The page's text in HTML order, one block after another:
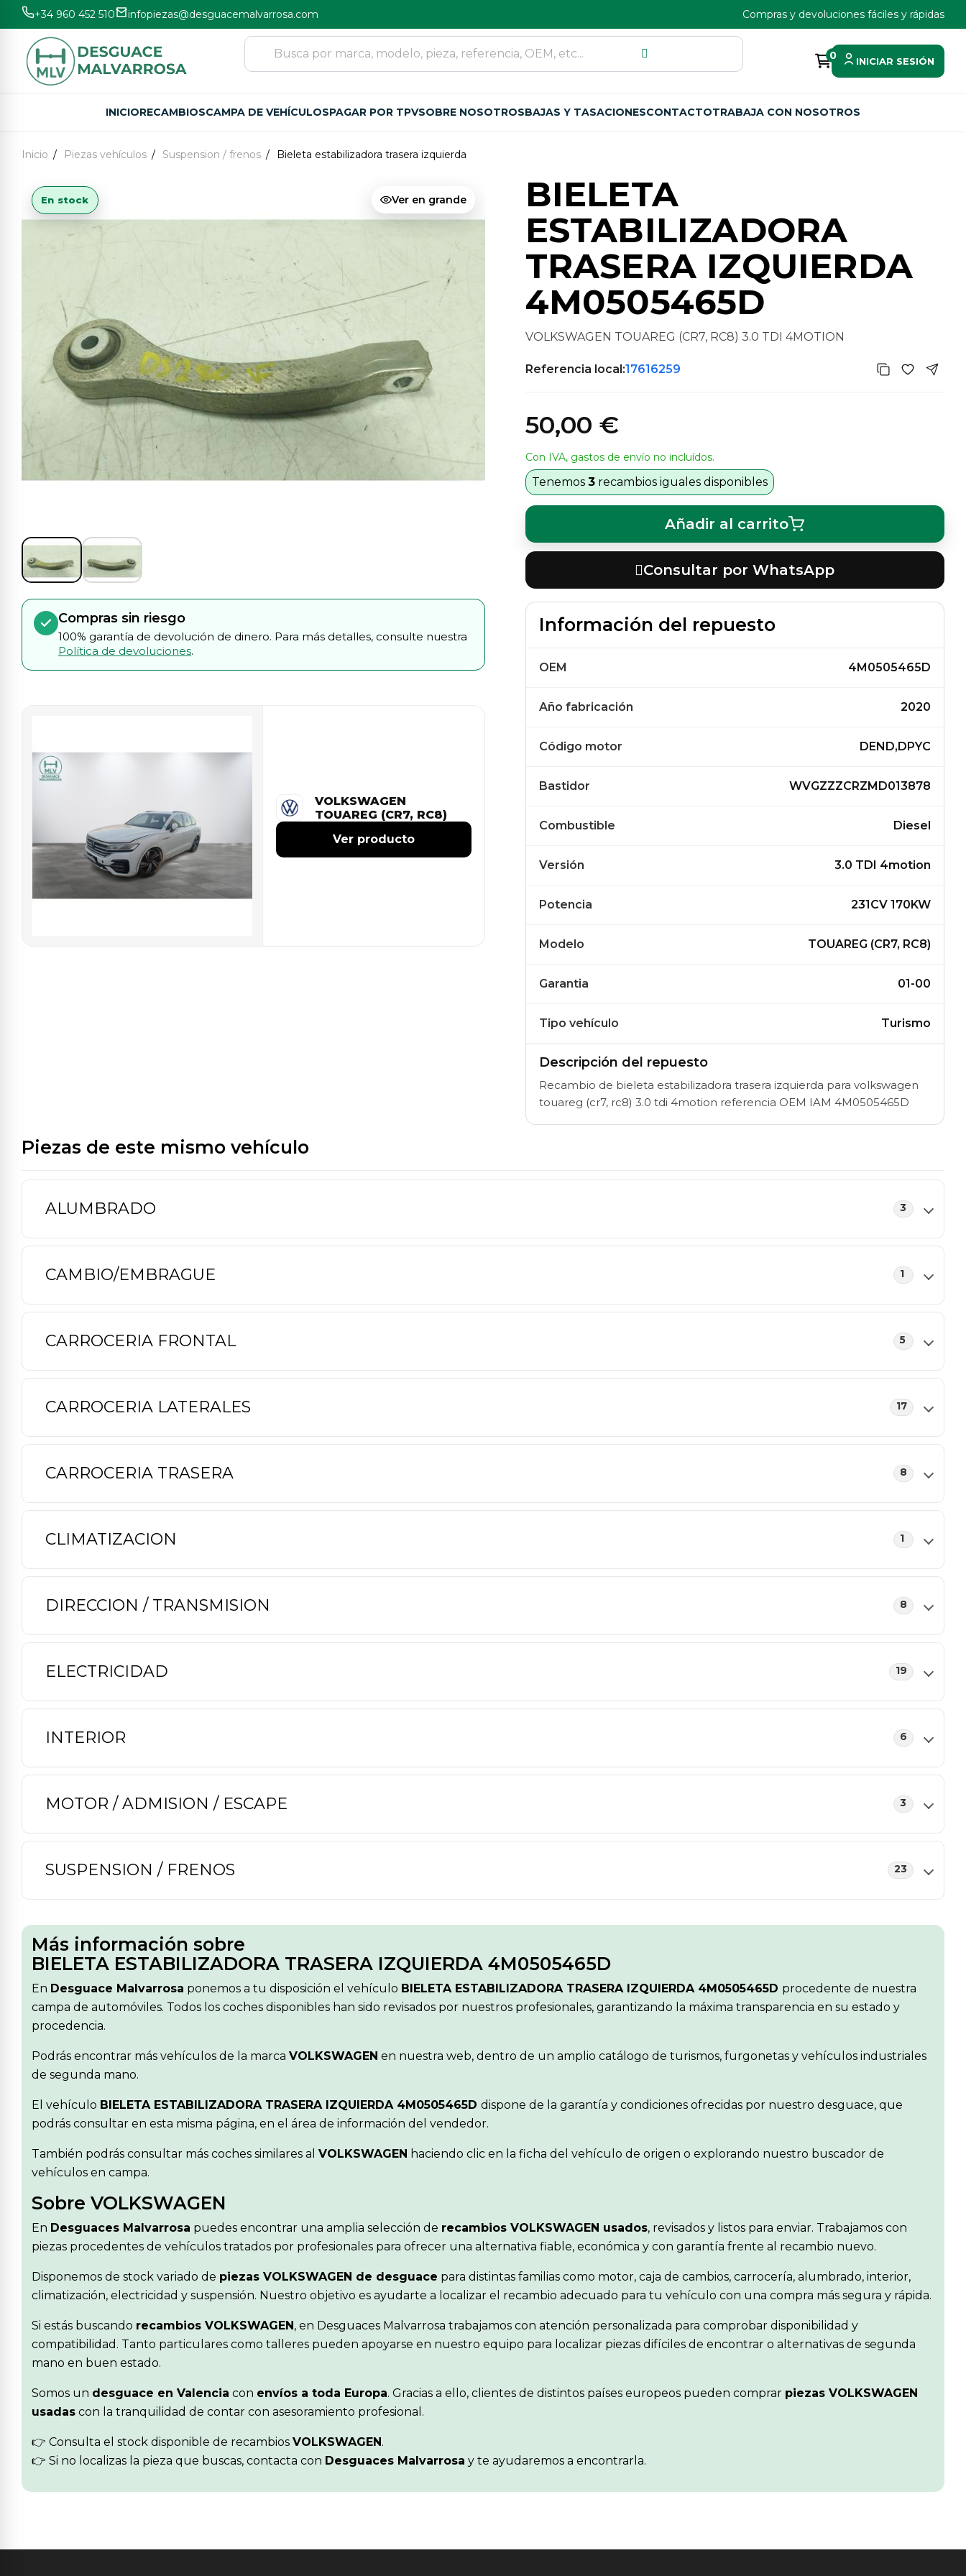
+34 960 452 510 infopiezas@desguacemalvarrosa.com Compras y devoluciones fáciles y rápidas
0 INICIAR SESIÓN
INICIORECAMBIOSCAMPA DE VEHÍCULOSPAGAR POR TPVSOBRE NOSOTROSBAJAS Y TASACIONESCONTACTOTRABAJA CON NOSOTROS
Inicio Piezas vehículos Suspension / frenos Bieleta estabilizadora trasera izquierda
Ver en grande
En stock
Compras sin riesgo
100% garantía de devolución de dinero. Para más detalles, consulte nuestra
Política de devoluciones.
VOLKSWAGEN
TOUAREG (CR7, RC8)
Ver producto
BIELETA
ESTABILIZADORA
TRASERA IZQUIERDA
4M0505465D
VOLKSWAGEN TOUAREG (CR7, RC8) 3.0 TDI 4MOTION
Referencia local:17616259
50,00 €
Con IVA, gastos de envío no incluídos.
Tenemos 3recambios iguales disponibles
Añadir al carrito
Consultar por WhatsApp
Información del repuesto
OEM 4M0505465D
Año fabricación 2020
Código motor DEND,DPYC
Bastidor WVGZZZCRZMD013878
Combustible Diesel
Versión 3.0 TDI 4motion
Potencia 231CV 170KW
Modelo TOUAREG (CR7, RC8)
Garantia 01-00
Tipo vehículo Turismo
Descripción del repuesto
Recambio de bieleta estabilizadora trasera izquierda para volkswagen
touareg (cr7, rc8) 3.0 tdi 4motion referencia OEM IAM 4M0505465D
Piezas de este mismo vehículo
ALUMBRADO 3
CAMBIO/EMBRAGUE 1
CARROCERIA FRONTAL 5
CARROCERIA LATERALES 17
CARROCERIA TRASERA 8
CLIMATIZACION 1
DIRECCION / TRANSMISION 8
ELECTRICIDAD 19
INTERIOR 6
MOTOR / ADMISION / ESCAPE 3
SUSPENSION / FRENOS 23
Más información sobre
BIELETA ESTABILIZADORA TRASERA IZQUIERDA 4M0505465D
En Desguace Malvarrosa ponemos a tu disposición el vehículo BIELETA ESTABILIZADORA TRASERA IZQUIERDA 4M0505465D procedente de nuestra
campa de automóviles. Todos los coches disponibles han sido revisados por nuestros profesionales, garantizando la máxima transparencia en su estado y
procedencia.
Podrás encontrar más vehículos de la marca VOLKSWAGEN en nuestra web, dentro de un amplio catálogo de turismos, furgonetas y vehículos industriales
de segunda mano.
El vehículo BIELETA ESTABILIZADORA TRASERA IZQUIERDA 4M0505465D dispone de la garantía y condiciones ofrecidas por nuestro desguace, que
podrás consultar en esta misma página, en el área de información del vendedor.
También podrás consultar más coches similares al VOLKSWAGEN haciendo clic en la ficha del vehículo de origen o explorando nuestro buscador de
vehículos en campa.
Sobre VOLKSWAGEN
En Desguaces Malvarrosa puedes encontrar una amplia selección de recambios VOLKSWAGEN usados, revisados y listos para enviar. Trabajamos con
piezas procedentes de vehículos tratados por profesionales para ofrecer una alternativa fiable, económica y con garantía frente al recambio nuevo.
Disponemos de stock variado de piezas VOLKSWAGEN de desguace para distintas familias como motor, caja de cambios, carrocería, alumbrado, interior,
climatización, electricidad y suspensión. Nuestro objetivo es ayudarte a localizar el recambio adecuado para tu vehículo con una compra más segura y rápida.
Si estás buscando recambios VOLKSWAGEN, en Desguaces Malvarrosa trabajamos con atención personalizada para comprobar disponibilidad y
compatibilidad. Tanto particulares como talleres pueden apoyarse en nuestro equipo para localizar piezas difíciles de encontrar o alternativas de segunda
mano en buen estado.
Somos un desguace en Valencia con envíos a toda Europa. Gracias a ello, clientes de distintos países europeos pueden comprar piezas VOLKSWAGEN
usadas con la tranquilidad de contar con asesoramiento profesional.
👉 Consulta el stock disponible de recambios VOLKSWAGEN.
👉 Si no localizas la pieza que buscas, contacta con Desguaces Malvarrosa y te ayudaremos a encontrarla.